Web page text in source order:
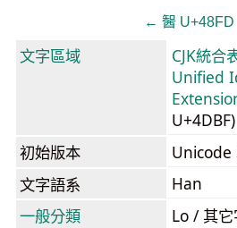
← 䣽 U+48FD
文字區域
CJK統合
Unified
U+4DBF)
初始版本
Unicode
文字語系
Han
一般分類
Lo / 其